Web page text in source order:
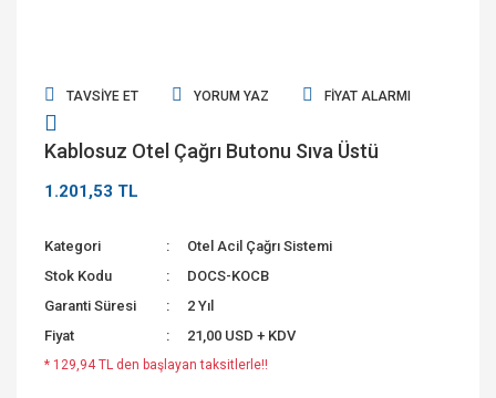
TAVSIYE ET YORUM YAZ FIYAT ALARMI
Kablosuz Otel Çağrı Butonu Sıva Üstü
1.201,53 TL
Kategori
Otel Acil Çağrı Sistemi
Stok Kodu
DOCS-KOCB
Garanti Süresi
2 Yıl
Fiyat
21,00 USD + KDV
* 129,94 TL den başlayan taksitlerle!!